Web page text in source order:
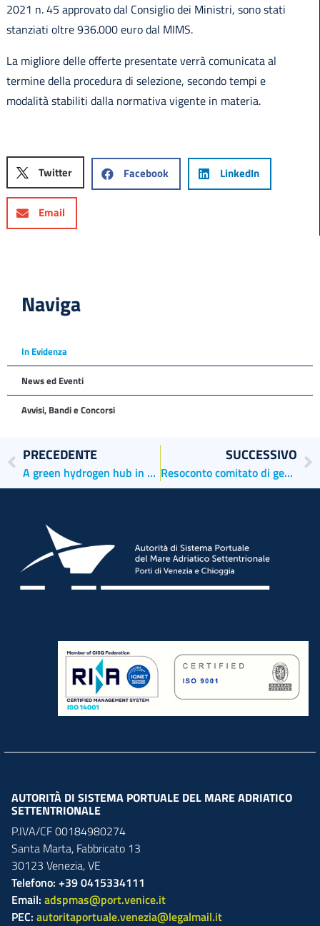
2021 n. 45 approvato dal Consiglio dei Ministri, sono stati
stanziati oltre 936.000 euro dal MIMS.
La migliore delle offerte presentate verrà comunicata al
termine della procedura di selezione, secondo tempi e
modalità stabiliti dalla normativa vigente in materia.
Twitter Facebook LinkedIn
Email
Naviga
In Evidenza
News ed Eventi
Avvisi, Bandi e Concorsi
PRECEDENTE
A green hydrogen hub in Venice: the collaboration between the North Adriatic Sea Port Authority, Sapio and Hydrogen Park
SUCCESSIVO
Resoconto comitato di gestione del 29 aprile 21
AUTORITÀ DI SISTEMA PORTUALE DEL MARE ADRIATICO
SETTENTRIONALE
P.IVA/CF 00184980274
Santa Marta, Fabbricato 13
30123 Venezia,VE
Telefono: +39 0415334111
Email: adspmas@port.venice.it
PEC: autoritaportuale.venezia@legalmail.it